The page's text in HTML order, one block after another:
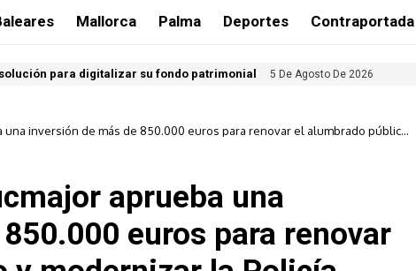
Mallorca Palma Deportes Contraportada
para digitalizar su fondo patrimonial 5 De Agosto De 2026
una inversión de más de 850.000 euros para renovar el alumbrado público
aprueba una
euros para renovar